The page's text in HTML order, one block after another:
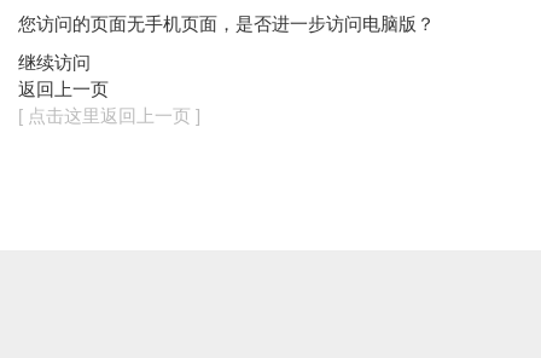
您访问的页面无手机页面，是否进一步访问电脑版？
继续访问
返回上一页
[ 点击这里返回上一页 ]